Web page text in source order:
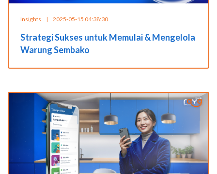
Insights | 2025-05-15 04:38:30
Strategi Sukses untuk Memulai & Mengelola
Warung Sembako